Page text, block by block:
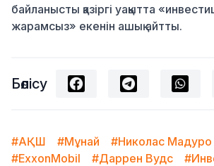
байланысты қазіргі уақытта
жарамсыз» екенін ашық айтты.
Бөлісу
#АҚШ #Мұнай #Николас Мадуро
#ExxonMobil
#Даррен Вудс